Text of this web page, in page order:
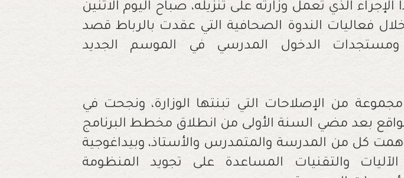
الإجراء الذي تعمل وزارته على تنزيله، صباح اليوم الاثنين
خلال فعاليات الندوة الصحافية التي عقدت بالرباط قصد
الدخول المدرسي في الموسم الجديد
من الإصلاحات التي تبنتها الوزارة، ونجحت في
بعد مضي السنة الأولى من انطلاق مخطط البرنامج
وهمت كل من المدرسة والمتمدرس والأستاذ، وبيداغوجية
الآليات والتقنيات المساعدة على تجويد المنظومة